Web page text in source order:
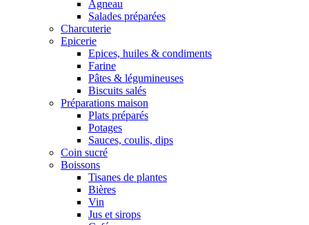
Agneau
Salades préparées
Charcuterie
Epicerie
Epices, huiles & condiments
Farine
Pâtes & légumineuses
Biscuits salés
Préparations maison
Plats préparés
Potages
Sauces, coulis, dips
Coin sucré
Boissons
Tisanes de plantes
Bières
Vin
Jus et sirops